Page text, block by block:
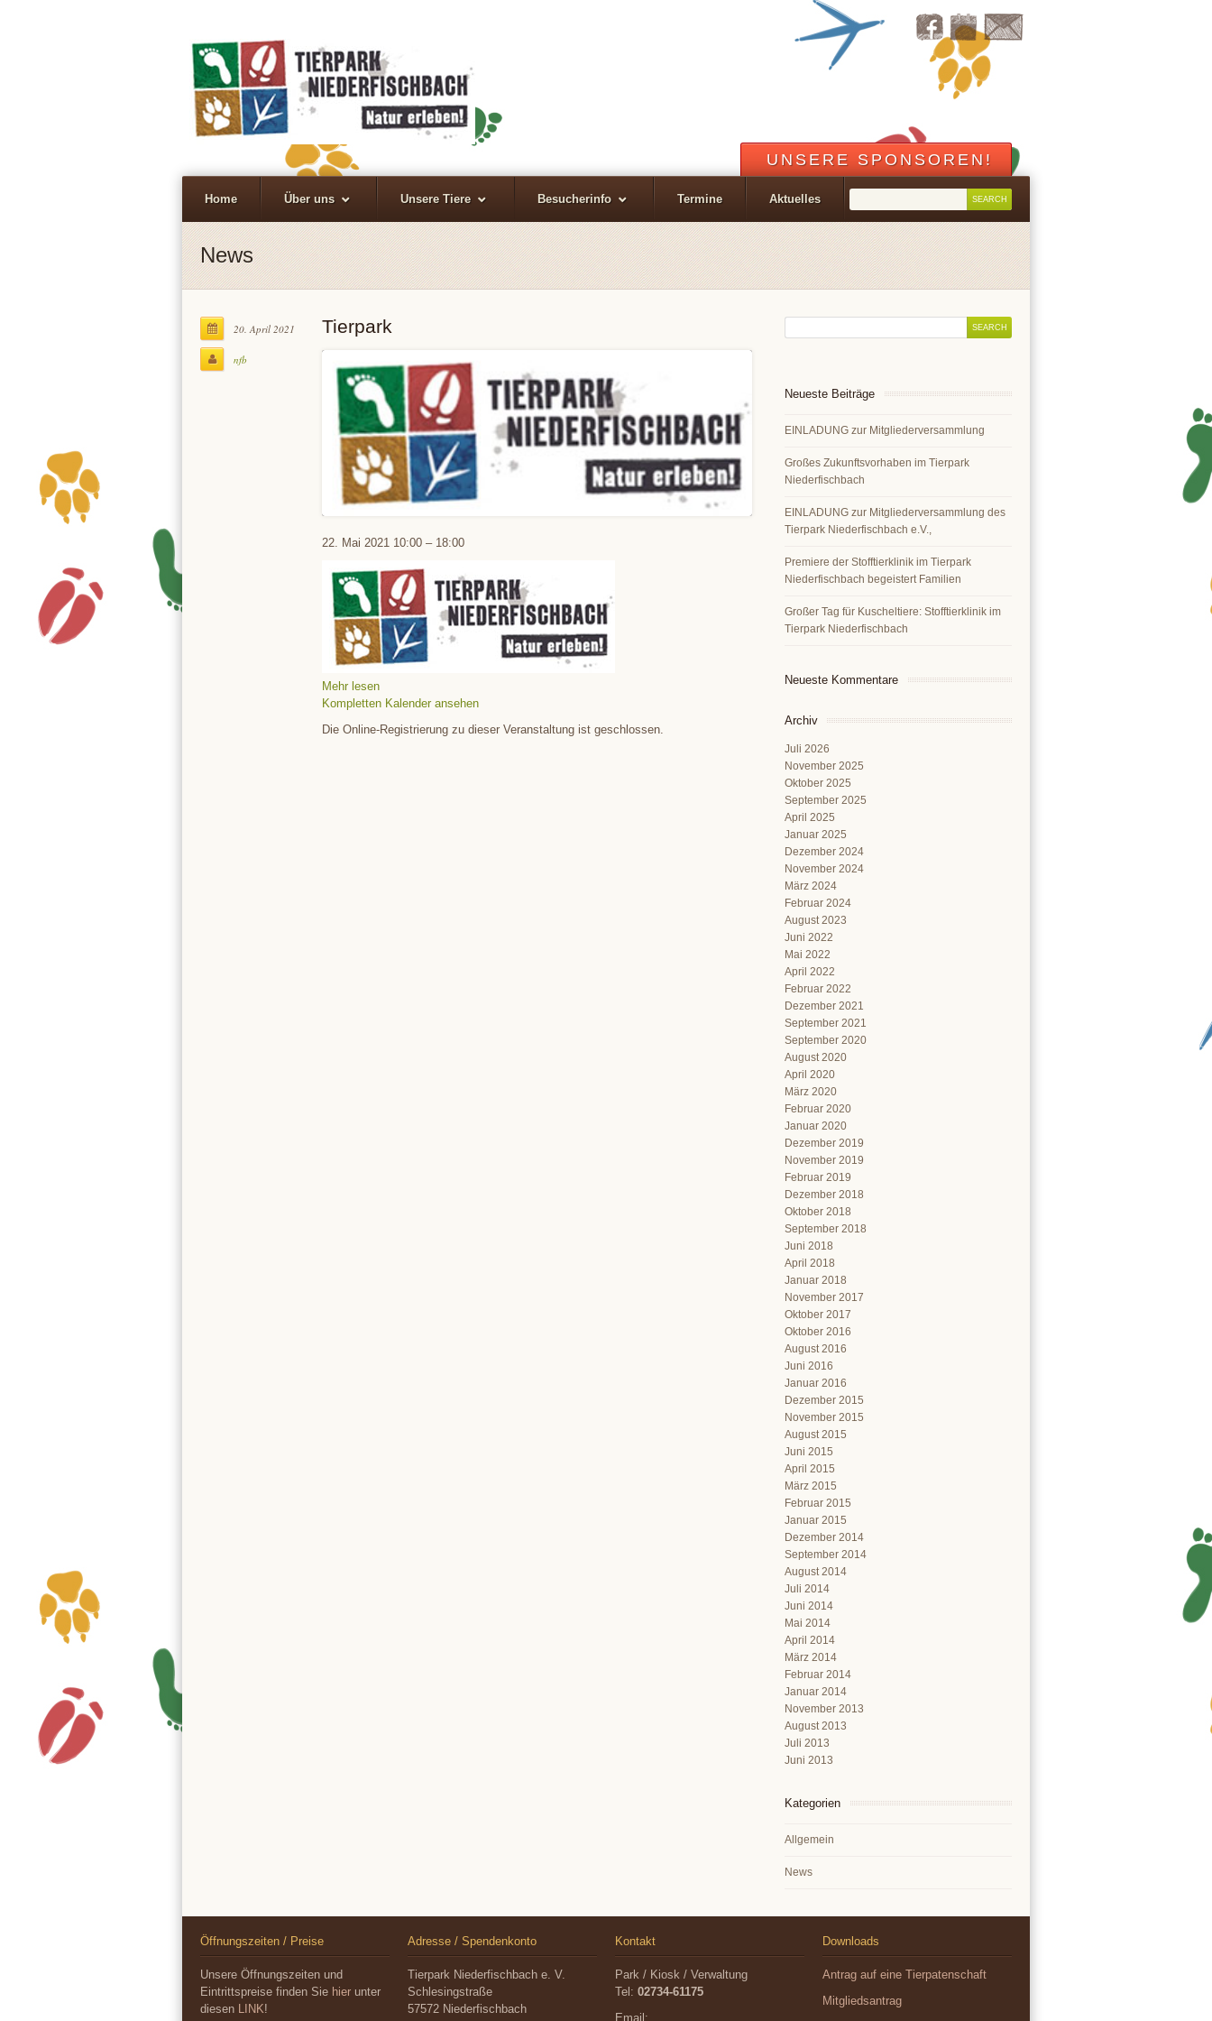
UNSERE SPONSOREN!
Home Über uns Unsere Tiere Besucherinfo Termine Aktuelles
News
20. April 2021
nfb
Tierpark
Tierpark
22. Mai 2021 10:00 – 18:00
Mehr lesen
Kompletten Kalender ansehen
Die Online-Registrierung zu dieser Veranstaltung ist geschlossen.
Neueste Beiträge
EINLADUNG zur Mitgliederversammlung
Großes Zukunftsvorhaben im Tierpark
Niederfischbach
EINLADUNG zur Mitgliederversammlung des
Tierpark Niederfischbach e.V.,
Premiere der Stofftierklinik im Tierpark
Niederfischbach begeistert Familien
Großer Tag für Kuscheltiere: Stofftierklinik im
Tierpark Niederfischbach
Neueste Kommentare
Archiv
Juli 2026
November 2025
Oktober 2025
September 2025
April 2025
Januar 2025
Dezember 2024
November 2024
März 2024
Februar 2024
August 2023
Juni 2022
Mai 2022
April 2022
Februar 2022
Dezember 2021
September 2021
September 2020
August 2020
April 2020
März 2020
Februar 2020
Januar 2020
Dezember 2019
November 2019
Februar 2019
Dezember 2018
Oktober 2018
September 2018
Juni 2018
April 2018
Januar 2018
November 2017
Oktober 2017
Oktober 2016
August 2016
Juni 2016
Januar 2016
Dezember 2015
November 2015
August 2015
Juni 2015
April 2015
März 2015
Februar 2015
Januar 2015
Dezember 2014
September 2014
August 2014
Juli 2014
Juni 2014
Mai 2014
April 2014
März 2014
Februar 2014
Januar 2014
November 2013
August 2013
Juli 2013
Juni 2013
Kategorien
Allgemein
News
Öffnungszeiten / Preise
Unsere Öffnungszeiten und
Eintrittspreise finden Sie hier unter
diesen LINK!
Adresse / Spendenkonto
Tierpark Niederfischbach e. V.
Schlesingstraße
57572 Niederfischbach
Kontakt
Park / Kiosk / Verwaltung
Tel: 02734-61175
Email:
Downloads
Antrag auf eine Tierpatenschaft
Mitgliedsantrag